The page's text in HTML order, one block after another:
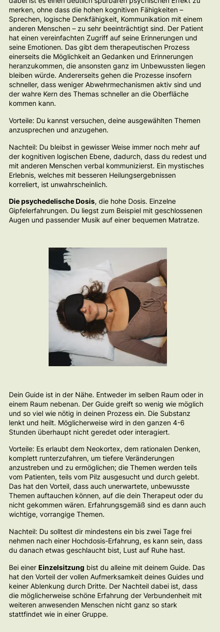
merken, ohne dass die hohen kognitiven Fähigkeiten –
Sprechen, logische Denkfähigkeit, Kommunikation mit einem
anderen Menschen – zu sehr beeinträchtigt sind. Der Patient
hat einen vereinfachten Zugriff auf seine Erinnerungen und
seine Emotionen. Das gibt dem therapeutischen Prozess
einerseits die Möglichkeit an Gedanken und Erinnerungen
heranzukommen, die ansonsten ganz im Unbewussten liegen
bleiben würde. Andererseits gehen die Prozesse insofern
schneller, dass weniger Abwehrmechanismen aktiv sind und
der wahre Kern des Themas schneller an die Oberfläche
kommen kann.
Vorteile: Du kannst versuchen, deine ausgewählten Themen
anzusprechen und anzugehen.
Nachteil: Du bleibst in gewisser Weise immer noch mehr auf
der kognitiven logischen Ebene, dadurch, dass du redest und
mit anderen Menschen verbal kommunizierst. Ein mystisches
Erlebnis, welches mit besseren Heilungsergebnissen
korreliert, ist unwahrscheinlich.
Die psychedelische Dosis, die hohe Dosis. Einzelne
Gipfelerfahrungen. Du liegst zum Beispiel mit geschlossenen
Augen und passender Musik auf einer bequemen Matratze.
Dein Guide ist in der Nähe. Entweder im selben Raum oder in
einem Raum nebenan. Der Guide greift so wenig wie möglich
und so viel wie nötig in deinen Prozess ein. Die Substanz
lenkt und heilt. Möglicherweise wird in den ganzen 4-6
Stunden überhaupt nicht geredet oder interagiert.
Vorteile: Es erlaubt dem Neokortex, dem rationalen Denken,
komplett runterzufahren, um tiefere Veränderungen
anzustreben und zu ermöglichen; die Themen werden teils
vom Patienten, teils vom Pilz ausgesucht und durch gelebt.
Das hat den Vorteil, dass auch unerwartete, unbewusste
Themen auftauchen können, auf die dein Therapeut oder du
nicht gekommen wären. Erfahrungsgemäß sind es dann auch
wichtige, vorrangige Themen.
Nachteil: Du solltest dir mindestens ein bis zwei Tage frei
nehmen nach einer Hochdosis-Erfahrung, es kann sein, dass
du danach etwas geschlaucht bist, Lust auf Ruhe hast.
Bei einer Einzelsitzung bist du alleine mit deinem Guide. Das
hat den Vorteil der vollen Aufmerksamkeit deines Guides und
keiner Ablenkung durch Dritte. Der Nachteil dabei ist, dass
die möglicherweise schöne Erfahrung der Verbundenheit mit
weiteren anwesenden Menschen nicht ganz so stark
stattfindet wie in einer Gruppe.